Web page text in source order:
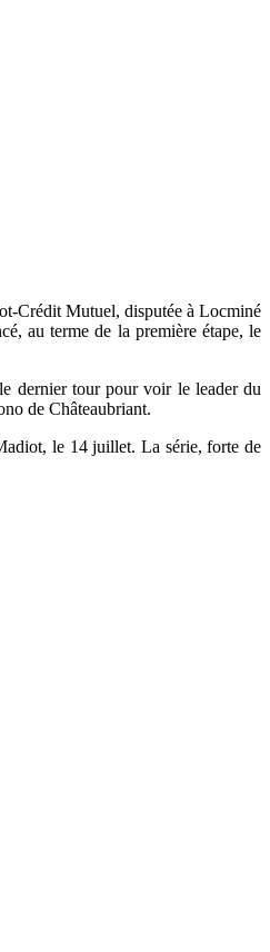
Crédit Mutuel, disputée à Locminé
au terme de la première étape, le
dernier tour pour voir le leader du
de Châteaubriant.
le 14 juillet. La série, forte de